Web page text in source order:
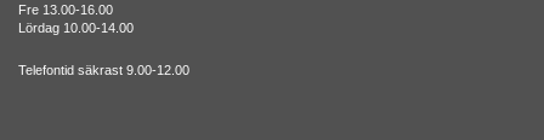
Fre 13.00-16.00
Lördag 10.00-14.00
Telefontid säkrast 9.00-12.00